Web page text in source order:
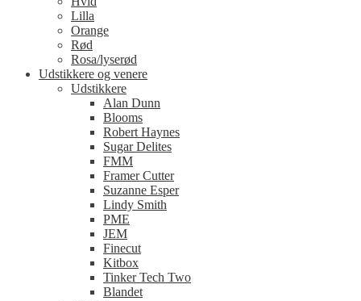
Lilla
Orange
Rød
Rosa/lyserød
Udstikkere og venere
Udstikkere
Alan Dunn
Blooms
Robert Haynes
Sugar Delites
FMM
Framer Cutter
Suzanne Esper
Lindy Smith
PME
JEM
Finecut
Kitbox
Tinker Tech Two
Blandet